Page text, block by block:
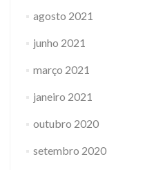
agosto 2021
junho 2021
março 2021
janeiro 2021
outubro 2020
setembro 2020